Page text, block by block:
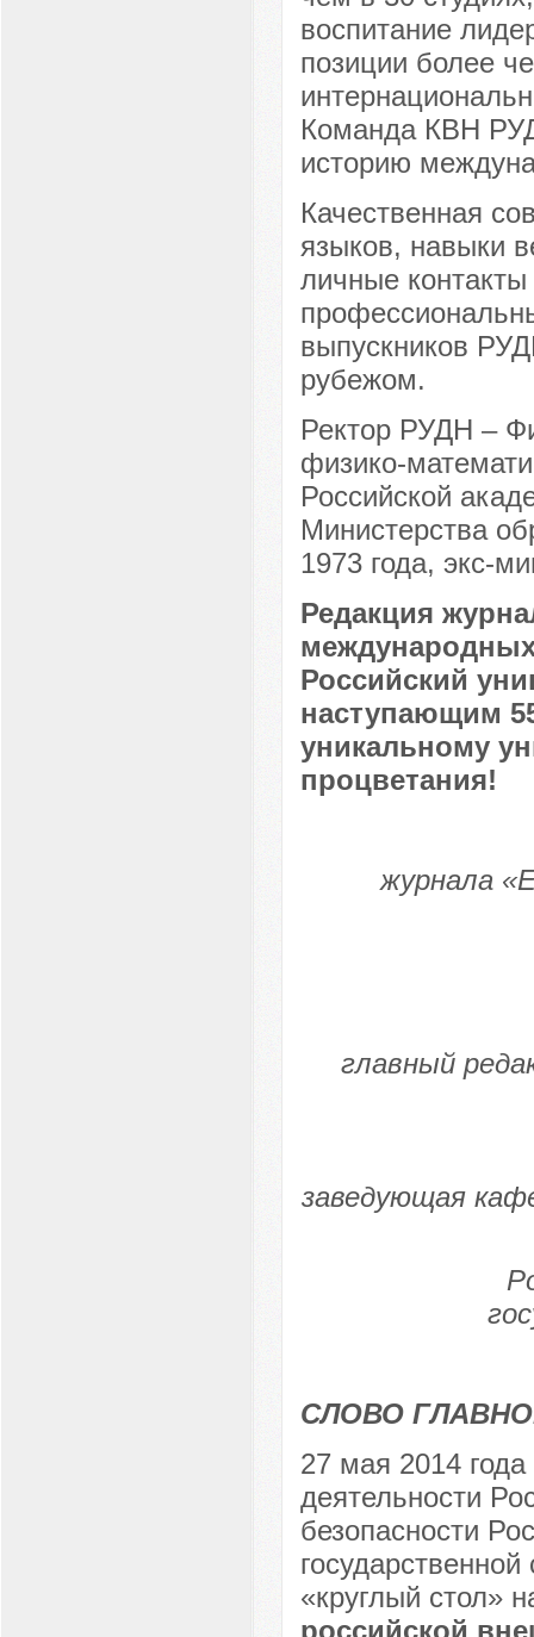
воспитание
позиции более
Команда КВН
историю
Качественная
языков, навыки
личные
выпускников
рубежом.
Ректор РУДН –
физико-
Российской
Министерства
1973 года, экс-
Редакция
Российский
наступающим
уникальному
процветания!
журнала
главный
заведующая
СЛОВО
27 мая 2014
деятельности
безопасности
«круглый стол»